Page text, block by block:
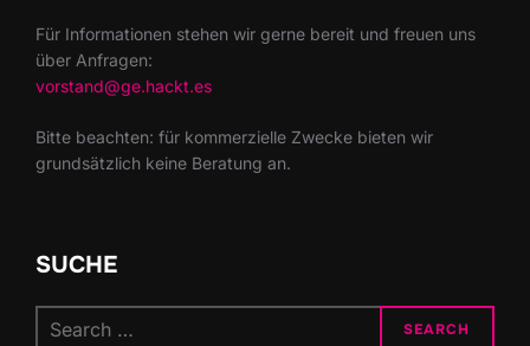
Für Informationen stehen wir gerne bereit und freuen uns
über Anfragen:
vorstand@ge.hackt.es
Bitte beachten: für kommerzielle Zwecke bieten wir
grundsätzlich keine Beratung an.
SUCHE
SEARCH